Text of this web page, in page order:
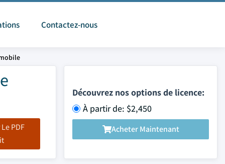
Contactez-nous
PDF
Découvrez nos options de licence:
À partir de: $2,450
Acheter Maintenant